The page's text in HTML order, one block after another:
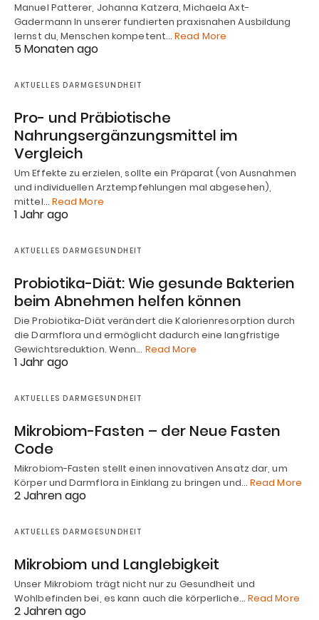
Manuel Patterer, Johanna Katzera, Michaela Axt-
Gadermann In unserer fundierten praxisnahen Ausbildung
lernst du, Menschen kompetent…Read More
5 Monaten ago
AKTUELLES DARMGESUNDHEIT
Pro- und Präbiotische
Nahrungsergänzungsmittel im
Vergleich
Um Effekte zu erzielen, sollte ein Präparat (von Ausnahmen
und individuellen Arztempfehlungen mal abgesehen),
mittel… Read More
1 Jahr ago
AKTUELLES DARMGESUNDHEIT
Probiotika-Diät: Wie gesunde Bakterien
beim Abnehmen helfen können
Die Probiotika-Diät verändert die Kalorienresorption durch
die Darmflora und ermöglicht dadurch eine langfristige
Gewichtsreduktion. Wenn… Read More
1 Jahr ago
AKTUELLES DARMGESUNDHEIT
Mikrobiom-Fasten – der Neue Fasten
Code
Mikrobiom-Fasten stellt einen innovativen Ansatz dar, um
Körper und Darmflora in Einklang zu bringen und… Read More
2 Jahren ago
AKTUELLES DARMGESUNDHEIT
Mikrobiom und Langlebigkeit
Unser Mikrobiom trägt nicht nur zu Gesundheit und
Wohlbefinden bei, es kann auch die körperliche… Read More
2 Jahren ago